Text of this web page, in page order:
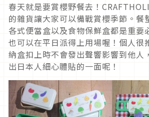
春天就是要賞櫻野餐去！
的雜貨讓大家可以備戰賞櫻季節。餐
各式便當盒以及食物保鮮盒都是重要
也可以在平日派得上用場喔！個人很
納盒扣上時不會發出聲響影響到他人
出日本人細心體貼的一面呢！